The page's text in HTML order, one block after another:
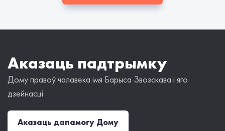
Аказаць падтрымку
Дому правоў чалавека імя Барыса Звозскава і яго
дзейнасці
Аказаць дапамогу Дому